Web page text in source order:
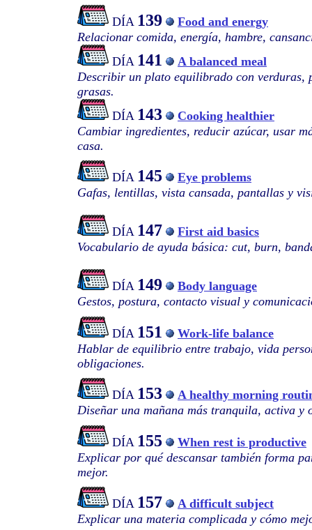
DÍA 139
Food and energy
Relacionar comida, energía, hambre,
DÍA 141
A balanced meal
Describir un plato equilibrado con verduras,
grasas.
DÍA 143
Cooking healthier
Cambiar ingredientes, reducir azúcar, usar
casa.
DÍA 145
Eye problems
Gafas, lentillas, vista cansada, pantallas y
DÍA 147
First aid basics
Vocabulario de ayuda básica: cut, burn,
DÍA 149
Body language
Gestos, postura, contacto visual y
DÍA 151
Work-life balance
Hablar de equilibrio entre trabajo, vida
obligaciones.
DÍA 153
A healthy morning
Diseñar una mañana más tranquila, activa y
DÍA 155
When rest is productive
Explicar por qué descansar también forma
mejor.
DÍA 157
A difficult subject
Explicar una materia complicada y cómo